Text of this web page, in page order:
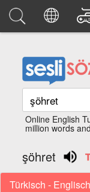
Online English
million words
şöhret
Türkisch - Englisch